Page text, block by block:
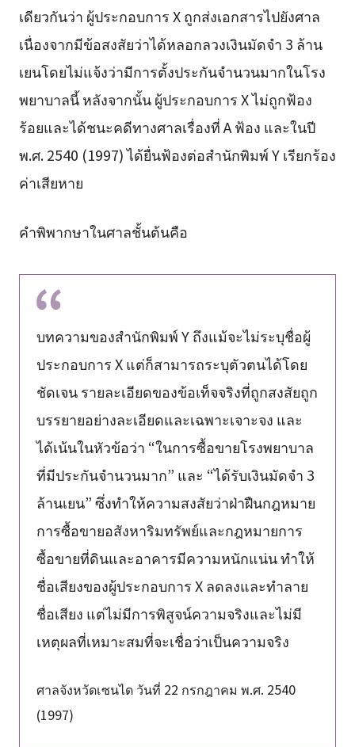
เดียวกันว่า ผู้ประกอบการ X ถูกส่งเอกสารไปยังศาล
เนื่องจากมีข้อสงสัยว่าได้หลอกลวงเงินมัดจำ 3 ล้าน
เยนโดยไม่แจ้งว่ามีการตั้งประกันจำนวนมากในโรง
พยาบาลนี้ หลังจากนั้น ผู้ประกอบการ X ไม่ถูกฟ้อง
ร้อยและได้ชนะคดีทางศาลเรื่องที่ A ฟ้อง และในปี
พ.ศ. 2540 (1997) ได้ยื่นฟ้องต่อสำนักพิมพ์ Y เรียกร้อง
ค่าเสียหาย
คำพิพากษาในศาลชั้นต้นคือ
บทความของสำนักพิมพ์ Y ถึงแม้จะไม่ระบุชื่อผู้
ประกอบการ X แต่ก็สามารถระบุตัวตนได้โดย
ชัดเจน รายละเอียดของข้อเท็จจริงที่ถูกสงสัยถูก
บรรยายอย่างละเอียดและเฉพาะเจาะจง และ
ได้เน้นในหัวข้อว่า “ในการซื้อขายโรงพยาบาล
ที่มีประกันจำนวนมาก” และ “ได้รับเงินมัดจำ 3
ล้านเยน” ซึ่งทำให้ความสงสัยว่าฝ่าฝืนกฎหมาย
การซื้อขายอสังหาริมทรัพย์และกฎหมายการ
ซื้อขายที่ดินและอาคารมีความหนักแน่น ทำให้
ชื่อเสียงของผู้ประกอบการ X ลดลงและทำลาย
ชื่อเสียง แต่ไม่มีการพิสูจน์ความจริงและไม่มี
เหตุผลที่เหมาะสมที่จะเชื่อว่าเป็นความจริง
ศาลจังหวัดเซนได วันที่ 22 กรกฎาคม พ.ศ. 2540
(1997)